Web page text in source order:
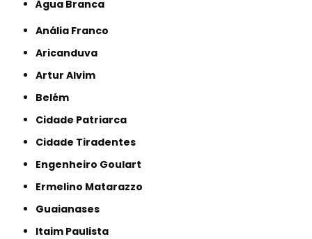
Água Branca
Anália Franco
Aricanduva
Artur Alvim
Belém
Cidade Patriarca
Cidade Tiradentes
Engenheiro Goulart
Ermelino Matarazzo
Guaianases
Itaim Paulista